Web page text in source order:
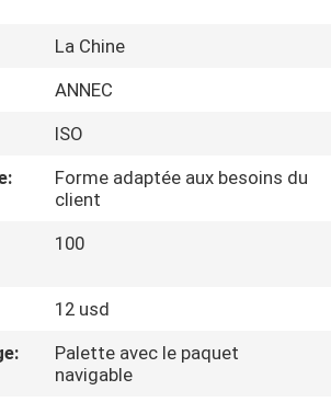
La Chine
ANNEC
ISO
Forme adaptée aux besoins du
client
100
12 usd
Palette avec le paquet
navigable